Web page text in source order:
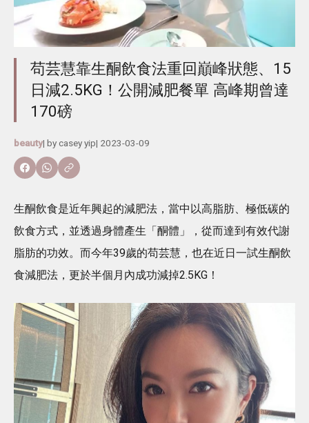
苟芸慧靠生酮飲食法重回巔峰狀態、15
日減2.5KG！公開減肥餐單 高峰期曾達
170磅
beauty| bycasey yip| 2023-03-09
生酮飲食是近年興起的減肥法，當中以高脂肪、極低碳的
飲食方式，並透過身體產生「酮體」，從而達到有效代謝
脂肪的功效。而今年39歲的苟芸慧，也在近日一試生酮飲
食減肥法，更於半個月內成功減掉2.5KG！